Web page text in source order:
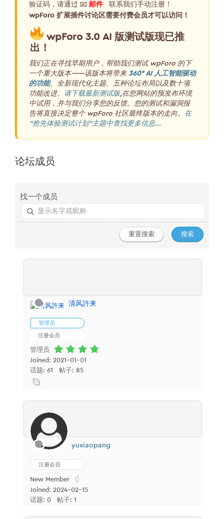
验证码，请通过 📧 邮件联系我们手动注册！
wpForo 扩展插件讨论区需要付费会员才可以访问！
wpForo 3.0 AI 版测试版现已推
出！
我们正在寻找早期用户，帮助我们测试 wpForo 的下
一个重大版本——该版本将带来 360° AI 人工智能驱动
的功能、全新现代化主题、五种论坛布局以及数十项
功能改进。 请下载最新测试版,在您网站的预发布环境
中试用，并与我们分享您的反馈。您的测试和漏洞报
告将直接决定整个 wpForo 社区最终版本的走向。 在
“抢先体验测试计划”主题中查找更多信息...
论坛成员
找一个成员
清风許来
管理员
注册会员
管理员
Joined: 2021-01-01
话题: 61
帖子: 85
yuxiaopang
注册会员
New Member
Joined: 2024-02-15
话题: 0
帖子: 1